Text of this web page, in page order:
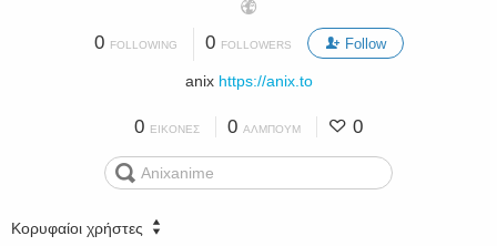
0 FOLLOWING 0 FOLLOWERS Follow
anix https://anix.to
0 ΕΙΚΌΝΕΣ 0 ΆΛΜΠΟΥΜ 0
Κορυφαίοι χρήστες